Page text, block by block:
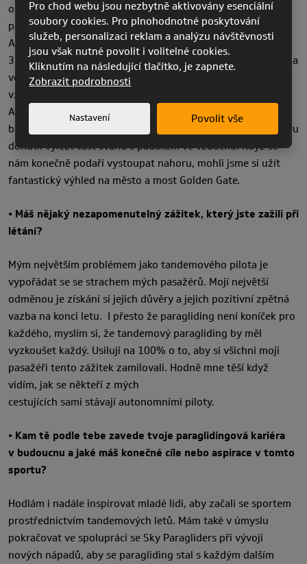
obrovská a moc jsem si to chtěl zopakovat. Další let, který si
pamatuji, byl můj první let ve švýcarských
Alpách pro Skyparagliders promo focení pro APOLLO
3. Místo bylo prostě úžasné (Fiesh) a váha odpovědnosti byla
velmi velká. Byl to nezapomenutelný zážitek. Nakonec si
vzpomínám na tandemový let s Larou v San Franciscu s
APOLLEm Bi 39. Ten den byly náročné podmínky se silným
bočním větrem na startu. Byl to fakt obtížný start, který Laru
donutil vylézt část svahu s padákem ve vzduchu. Když se
nám konečně podaří vystoupat nahoru, mohli jsme si užít
fantastický výhled na město a most Golden Gate.
• Máš nějaký nezapomenutelný zážitek, který jste zažili při
létání?
Mým největším problémem jako tandemového pilota je
vypořádat se se strachem mých pasažérů. Mojí největší
odměnou je získání si jejich důvěry a jejich pozitivní zpětná
vazba na konci letu. I přesto že paragliding není koníček pro
každého, myslím si, že tandemový paragliding by měl
vyzkoušet každý. Usiluji na 100% o to, aby si všichni moji
pasažéři tento zážitek zamilovali. Hodně mne těší když
vidím, jak se někteří z mých
cestujících sami stávají autonomními piloty.
• Kam tě podle tebe zavede tvoje paraglidingová kariéra
v budoucnu a jaké máš konečné cíle nebo aspirace v tomto
sportu?
Hodlám i nadále inspirovat mladé lidi, aby začali se sportem
prostřednictvím tandemových letů. Mám také v úmyslu
pokračovat ve spolupráci se Sky Paragliders při vývoji
nových nápadů, aby se paragliding stal s každým dalším
Pro chod webu jsou nezbytně aktivovány esenciální
soubory cookies. Pro plnohodnotné poskytování
služeb, personalizaci reklam a analýzu návštěvnosti
jsou však nutné povolit i volitelné cookies.
Kliknutím na následující tlačítko, je zapnete.
Zobrazit podrobnosti
Nastavení Povolit vše